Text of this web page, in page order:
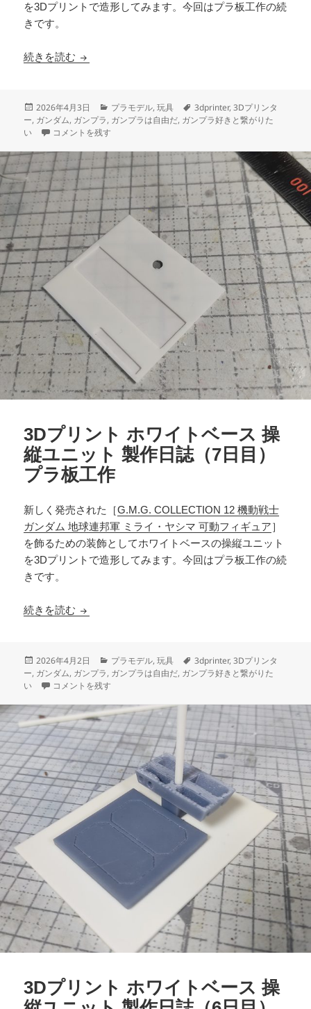
を3Dプリントで造形してみます。今回はプラ板工作の続
きです。
続きを読む 3Dプリント ホワイトベース 操縦ユニット 製作
投
稿
日:
2026年4月3日
カ
テ
ー
プラモデル,玩具
タ
グ
3dprinter,3Dプリンタ
ー, ガンダム, ガンプラ, ガンプラは自由だ, ガンプラ好きと繋がりた
い
3Dプリント ホワイトベース 操縦ユニット 製作日誌（8日目）プラ
コメントを残す
3Dプリント ホワイトベース 操
縦ユニット 製作日誌（7日目）
プラ板工作
新しく発売された［G.M.G. COLLECTION 12 機動戦士
ガンダム 地球連邦軍 ミライ・ヤシマ 可動フィギュア］
を飾るための装飾としてホワイトベースの操縦ユニット
を3Dプリントで造形してみます。今回はプラ板工作の続
きです。
続きを読む 3Dプリント ホワイトベース 操縦ユニット 製作
投
稿
日:
2026年4月2日
カ
テ
ー
プラモデル,玩具
タ
グ
3dprinter,3Dプリンタ
ー, ガンダム, ガンプラ, ガンプラは自由だ, ガンプラ好きと繋がりた
い
3Dプリント ホワイトベース 操縦ユニット 製作日誌（7日目）プラ板
コメントを残す
3Dプリント ホワイトベース 操